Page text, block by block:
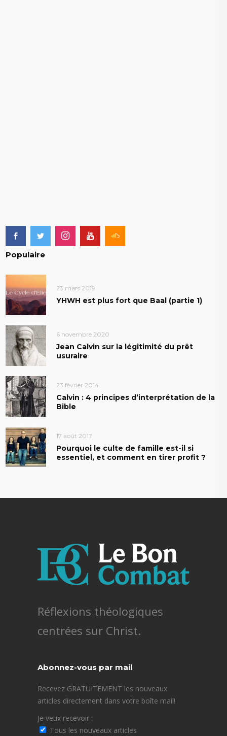
Populaire
23 mars 2019
YHWH est plus fort que Baal (partie 1)
6 novembre 2020
Jean Calvin sur la légitimité du prêt
usuraire
23 février 2014
Calvin : 4 principes d’interprétation de la
Bible
17 août 2017
Pourquoi le culte de famille est-il si
essentiel, et comment en tirer profit ?
Réflexions théologiques
centrées sur Christ.
Abonnez-vous par mail
Recevez GRATUITEMENT les nouveaux
articles directement dans votre boîte mail!
Je veux recevoir :
Tous les nouveaux articles